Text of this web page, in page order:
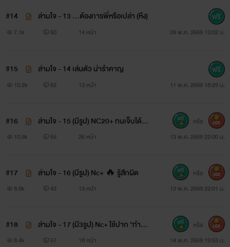
#14 ล่ามใจ - 13 …ต้องการพี่หรือเปล่า (หึง)
7.1k 50 14 หน้า 09 พ.ค. 2569 13:02 น.
#15 ล่ามใจ - 14 เล่นตัว น่ารำคาญ
10.2k 62 13 หน้า 11 พ.ค. 2569 18:29 น.
#16
ล่ามใจ - 15 (มีรูป) NC20+ ทนเจ็บได้หรื
อเปล่า 🔥
10.9k 55 26 หน้า 13 พ.ค. 2569 22:00 น.
หรือ 600
#17 ล่ามใจ - 16 (มีรูป) Nc+ 🔥 รู้สึกผิด
8.9k 43 13 หน้า 13 พ.ค. 2569 22:01 น.
หรือ 300
#18
ล่ามใจ - 17 (มี3รูป) Nc+ ใช้ปาก *ทำอะไ
รไม่ปรึกษา!*
8.4k 57 18 หน้า 14 พ.ค. 2569 19:53 น.
หรือ 500